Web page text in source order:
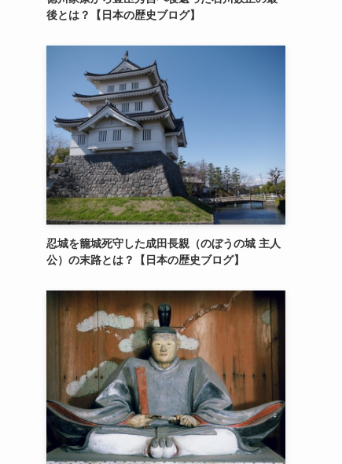
後とは？【日本の歴史ブログ】
忍城を籠城死守した成田長親（のぼうの城 主人
公）の末路とは？【日本の歴史ブログ】